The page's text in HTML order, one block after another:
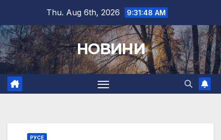
content
Thu. Aug 6th, 2026 9:31:49 AM
НОВИНИ
РУСЕ